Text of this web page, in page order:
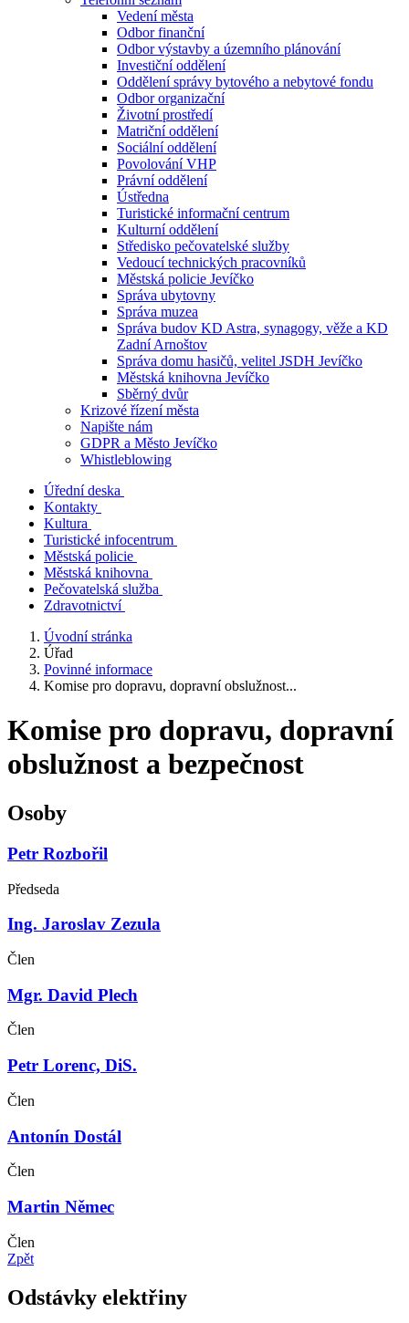
Vedení města
Odbor finanční
Odbor výstavby a územního plánování
Investiční oddělení
Oddělení správy bytového a nebytové fondu
Odbor organizační
Životní prostředí
Matriční oddělení
Sociální oddělení
Povolování VHP
Právní oddělení
Ústředna
Turistické informační centrum
Kulturní oddělení
Středisko pečovatelské služby
Vedoucí technických pracovníků
Městská policie Jevíčko
Správa ubytovny
Správa muzea
Správa budov KD Astra, synagogy, věže a KD
Zadní Arnoštov
Správa domu hasičů, velitel JSDH Jevíčko
Městská knihovna Jevíčko
Sběrný dvůr
Krizové řízení města
Napište nám
GDPR a Město Jevíčko
Whistleblowing
Úřední deska
Kontakty
Kultura
Turistické infocentrum
Městská policie
Městská knihovna
Pečovatelská služba
Zdravotnictví
Úvodní stránka
Úřad
Povinné informace
Komise pro dopravu, dopravní obslužnost...
Komise pro dopravu, dopravní
obslužnost a bezpečnost
Osoby
Petr Rozbořil
Předseda
Ing. Jaroslav Zezula
Člen
Mgr. David Plech
Člen
Petr Lorenc, DiS.
Člen
Antonín Dostál
Člen
Martin Němec
Člen
Zpět
Odstávky elektřiny